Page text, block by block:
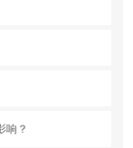
响？